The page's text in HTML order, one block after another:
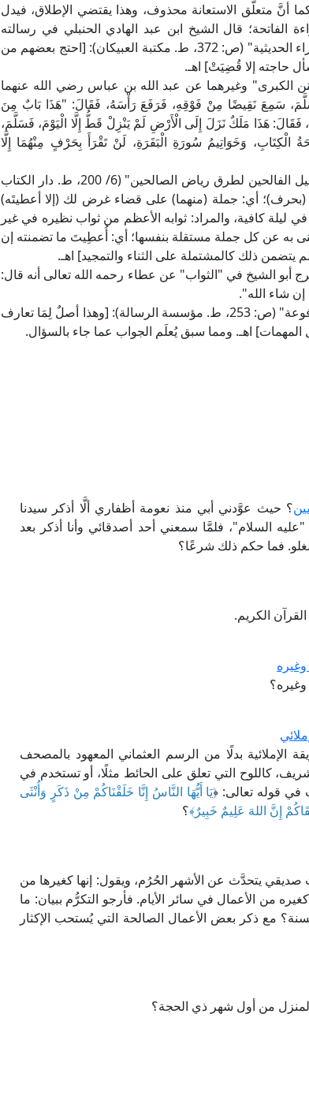
أنَّ متعلَّق الاستعانة محذوف، وهذا يقتضي الإطلاق، فيدل
الفاتحة؛ قال الشيخ ابن عبد الهادي الحنبلي في رسالته
"الاستعانة بالفاتحة على نجاح الأمور" في "جمهرة الأجزاء الحديثية" (ص: 372، ط. مكتبة العبيكان): [احتج بعضهم من
حاجته إلا قُضِيَتْ] اهـ.
وغيرهما عن عبد الله بن عباس رضي الله عنهما
سَمِعَ نَقِيضًا مِنْ فَوْقِهِ، فَرَفَعَ رَأْسَهُ، فَقَالَ: "هَذَا بَابٌ مِنَ
فَقَالَ: هَذَا مَلَكٌ نَزَلَ إِلَى الْأَرْضِ لَمْ يَنْزِلْ قَطُّ إِلَّا الْيَوْمَ، فَسَلَّمَ،
الْكِتَابِ، وَخَوَاتِيمُ سُورَةِ الْبَقَرَةِ، لَنْ تَقْرَأَ بِحَرْفٍ مِنْهُمَا إِلَّا
قال العلامة محمد بن علان الصديقي الشافعي في "دليل الفالحين لطرق رياض الصالحين" (6/ 200، ط. دار الكتاب
(بحرف)؛ أي: جملة (منهما) على قضاء غرض لك (إلا أعطيتَه)
ليلة كافية، والمراد: ثوابه الأعظم من ثواب نظيره في غير
به عن كل جملة مستقلة بنفسها؛ أي: أُعطِيتَ ما تضمنته إن
لم يتضمن ذلك كالمشتملة على الثناء والتمجيد] اهـ.
الشيخ في "الثواب" عن عطاء رحمه الله تعالى أنه قال:
شاء الله".
قال العلَّامة مُلّا على القاري الحنفي في "الأسرار المرفوعة" (ص: 253، ط. مؤسسة الرسالة): [وهذا أصلٌ لِمَا تعارف
اهـ. ومما سبق يُعلَم الجواب عما جاء بالسؤال.
؟ حيث عوَّدني أبي منذ نعومة أظفاري ألَّا أذكر سيدنا
السلام"، فلمَّا سمعني أحد أصدقائي وأنا أذكر بعد
فما حكم ذلك شرعًا؟
الكريم.
الإملائية بدلًا من الرسم العثماني المعهود بالمصحف
كاللوح التي تعلق على الحائط مثلًا، أو تستخدم في
في قوله تعالى: ﴿يَا أَيُّهَا النَّاسُ إِنَّا خَلَقْنَاكُمْ مِنْ ذَكَرٍ وَأُنْثَى
إِنَّ اللهَ عَلِيمٌ خَبِيرٌ﴾؟
يتحدَّث عن الأشهر الحُرُم، ويقول: إنها كغيرها من
من الأعمال في سائر الأيام. فأرجو التكرُّم ببيان: ما
مع ذكر بعض الأعمال الصالحة التي يُستحب الإكثار
من أول شهر ذي الحجة؟